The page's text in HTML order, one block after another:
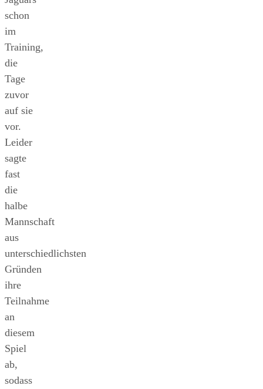
schon
im
Training,
die
Tage
zuvor
auf sie
vor.
Leider
sagte
fast
die
halbe
Mannschaft
aus
unterschiedlichsten
Gründen
ihre
Teilnahme
an
diesem
Spiel
ab,
sodass